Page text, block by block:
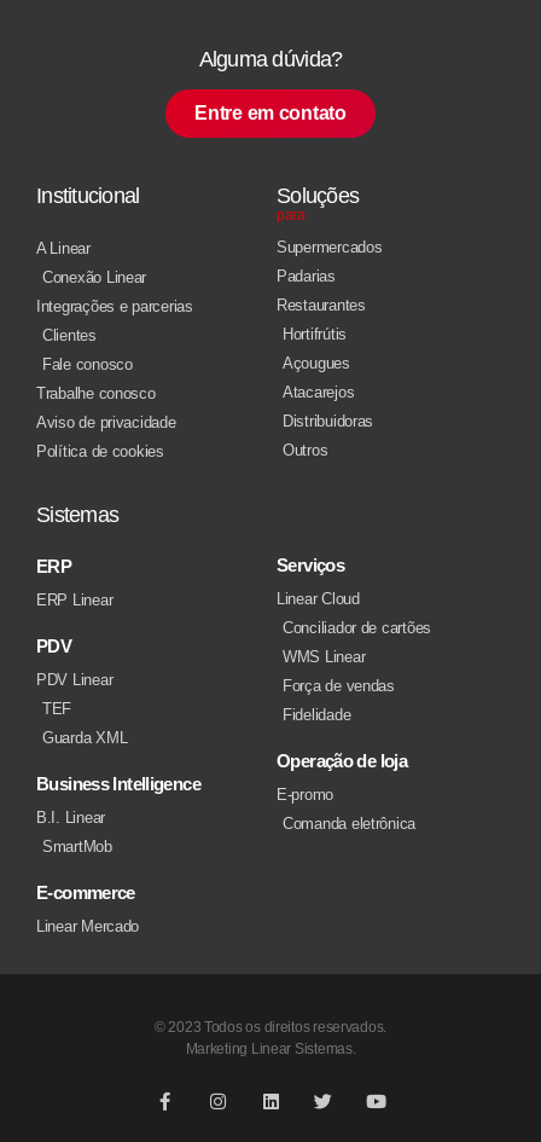
Alguma dúvida?
Entre em contato
Institucional
A Linear
Conexão Linear
Integrações e parcerias
Clientes
Fale conosco
Trabalhe conosco
Aviso de privacidade
Política de cookies
Soluções
para
Supermercados
Padarias
Restaurantes
Hortifrútis
Açougues
Atacarejos
Distribuidoras
Outros
Sistemas
ERP
ERP Linear
PDV
PDV Linear
TEF
Guarda XML
Business Intelligence
B.I. Linear
SmartMob
E-commerce
Linear Mercado
Serviços
Linear Cloud
Conciliador de cartões
WMS Linear
Força de vendas
Fidelidade
Operação de loja
E-promo
Comanda eletrônica
© 2023 Todos os direitos reservados.
Marketing Linear Sistemas.